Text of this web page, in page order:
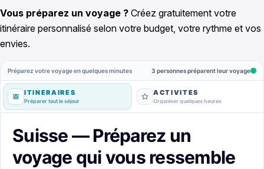
Vous préparez un voyage ? Créez gratuitement votre
itinéraire personnalisé selon votre budget, votre rythme et vos
envies.